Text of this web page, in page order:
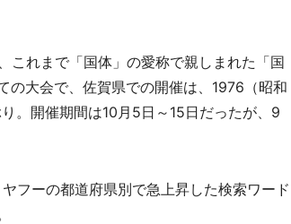
れまで「国体」の愛称で親しまれた「国
の大会で、佐賀県での開催は、1976（昭和
。開催期間は10月5日～15日だったが、9
フーの都道府県別で急上昇した検索ワード